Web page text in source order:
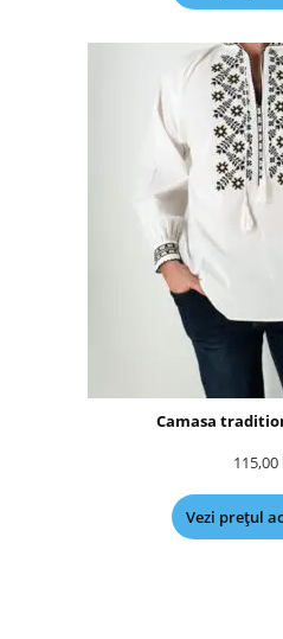
Camasa
115,00
Vezi prețul